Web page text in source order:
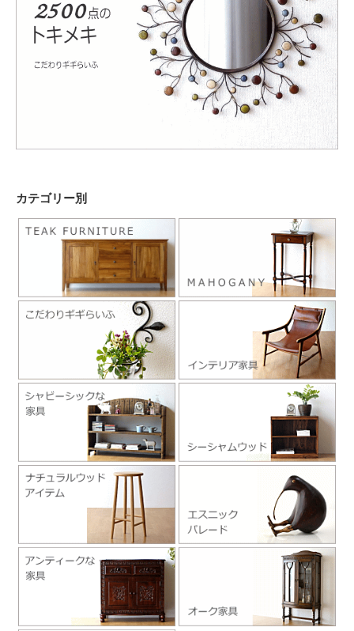
カテゴリー別